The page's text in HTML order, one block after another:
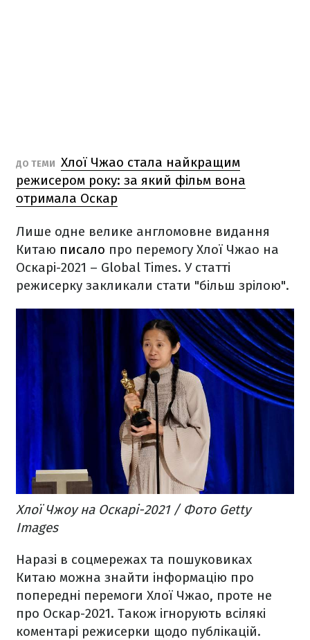
ДО ТЕМИ Хлої Чжао стала найкращим
режисером року: за який фільм вона
отримала Оскар
Лише одне велике англомовне видання
Китаю писало про перемогу Хлої Чжао на
Оскарі-2021 – Global Times. У статті
режисерку закликали стати "більш зрілою".
Хлої Чжоу на Оскарі-2021 / Фото Getty
Images
Наразі в соцмережах та пошуковиках
Китаю можна знайти інформацію про
попередні перемоги Хлої Чжао, проте не
про Оскар-2021. Також ігнорують всілякі
коментарі режисерки щодо публікацій.